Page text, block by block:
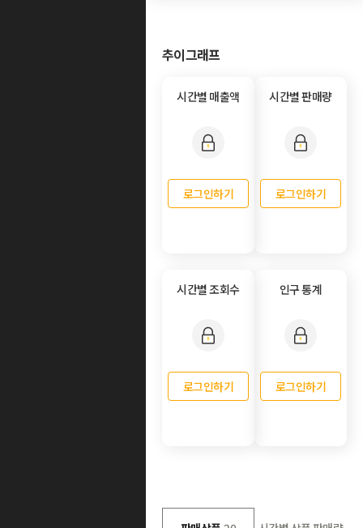
추이그래프
시간별 매출액
로그인하기
시간별 판매량
로그인하기
시간별 조회수
로그인하기
인구 통계
로그인하기